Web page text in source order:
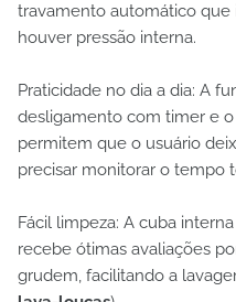
travamento automático
houver pressão interna.
Praticidade no dia a dia: A
desligamento com timer e
permitem que o usuário
precisar monitorar o tempo
Fácil limpeza: A cuba
recebe ótimas avaliações
grudem, facilitando a